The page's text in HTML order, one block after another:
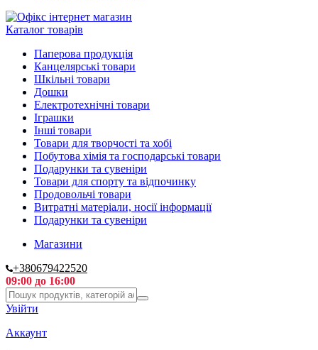
Каталог товарів
Паперова продукція
Канцелярські товари
Шкільні товари
Дошки
Електротехнічні товари
Іграшки
Інші товари
Товари для творчості та хобі
Побутова хімія та господарські товари
Подарунки та сувеніри
Товари для спорту та відпочинку
Продовольчі товари
Витратні матеріали, носії інформації
Подарунки та сувеніри
Магазини
+380679422520
09:00 до 16:00
Увійти
Аккаунт